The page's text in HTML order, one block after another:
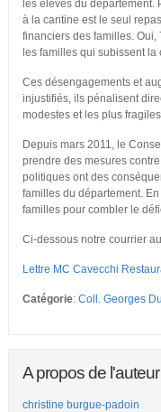
les élèves du département.
à la cantine est le seul
financiers des familles. Oui,
les familles qui subissent la
Ces désengagements et
injustifiés, ils pénalisent
modestes et les plus
Depuis mars 2011, le
prendre des mesures
politiques ont des
familles du département.
familles pour combler le
Ci-dessous notre courrier
Lettre MC Cavecchi
Catégorie: Coll. Georges
A propos de
christine burgue-padoin